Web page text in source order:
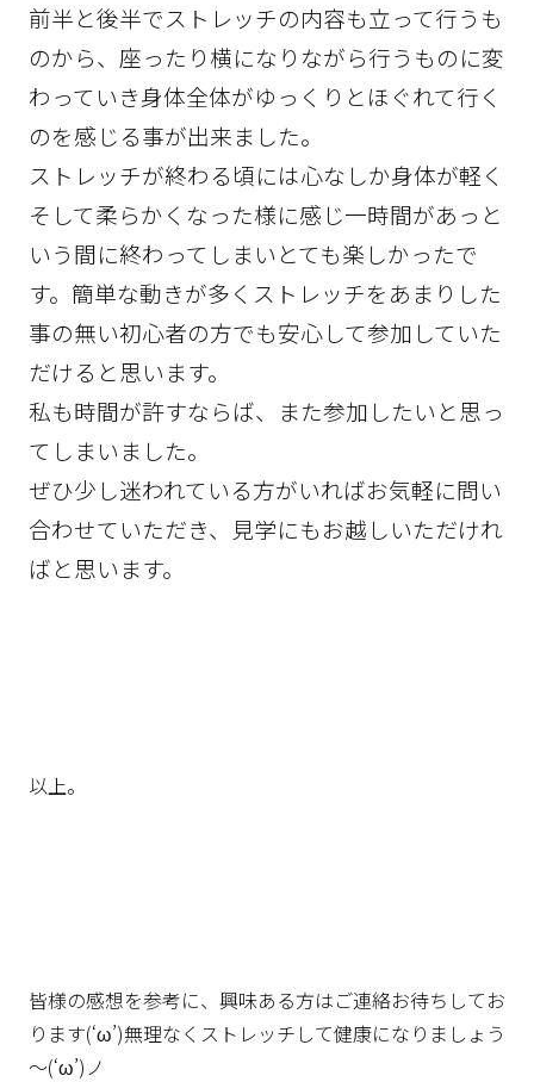
前半と後半でストレッチの内容も立って行うも
のから、座ったり横になりながら行うものに変
わっていき身体全体がゆっくりとほぐれて行く
のを感じる事が出来ました。
ストレッチが終わる頃には心なしか身体が軽く
そして柔らかくなった様に感じ一時間があっと
いう間に終わってしまいとても楽しかったで
す。簡単な動きが多くストレッチをあまりした
事の無い初心者の方でも安心して参加していた
だけると思います。
私も時間が許すならば、また参加したいと思っ
てしまいました。
ぜひ少し迷われている方がいればお気軽に問い
合わせていただき、見学にもお越しいただけれ
ばと思います。
以上。
皆様の感想を参考に、興味ある方はご連絡お待ちしてお
ります(‘ω’)無理なくストレッチして健康になりましょう
～(‘ω’)ノ